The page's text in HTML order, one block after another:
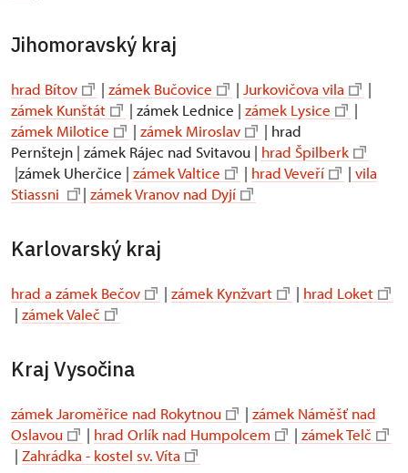
Jihomoravský kraj
hrad Bítov | zámek Bučovice | Jurkovičova vila
|
zámek Kunštát
| zámek Lednice | zámek Lysice
|
zámek Milotice
| zámek Miroslav
| hrad
Pernštejn | zámek Rájec nad Svitavou | hrad Špilberk
|zámek Uherčice | zámek Valtice | hrad Veveří | vila
Stiassni
| zámek Vranov nad Dyjí
Karlovarský kraj
hrad a zámek Bečov | zámek Kynžvart | hrad Loket
| zámek Valeč
Kraj Vysočina
zámek Jaroměřice nad Rokytnou | zámek Náměšť nad
Oslavou
| hrad Orlík nad Humpolcem | zámek Telč
| Zahrádka - kostel sv. Víta